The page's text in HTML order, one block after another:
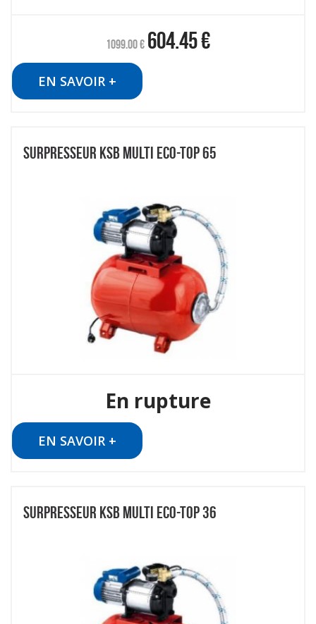
1099.00€ 604.45€
EN SAVOIR +
SURPRESSEUR KSB MULTI ECO-TOP 65
En rupture
EN SAVOIR +
SURPRESSEUR KSB MULTI ECO-TOP 36